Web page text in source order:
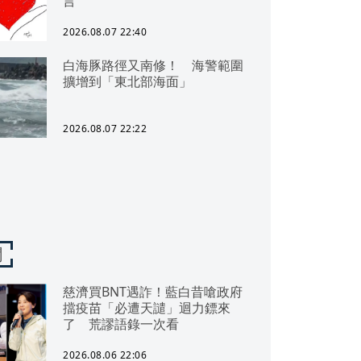
2026.08.07 22:40
白海豚路徑又南修！ 海警範圍
擴增到「東北部海面」
2026.08.07 22:22
慈濟買BNT遇詐！藍白昔嗆政府
擋疫苗「必遭天譴」迴力鏢來
了 荒謬語錄一次看
2026.08.06 22:06